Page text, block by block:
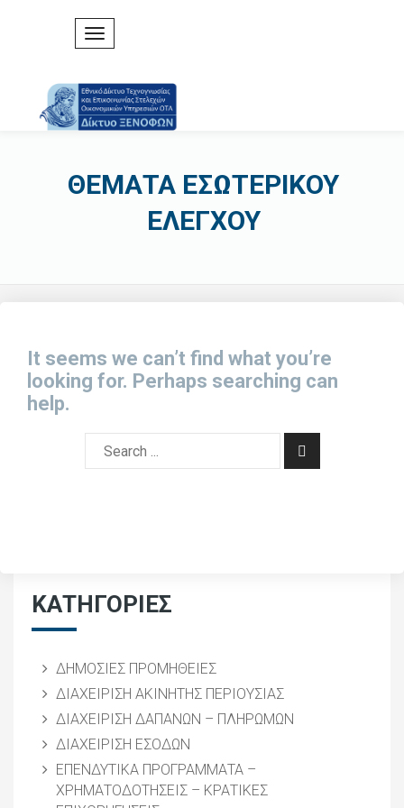
ΘΕΜΑΤΑ ΕΣΩΤΕΡΙΚΟΥ
ΕΛΕΓΧΟΥ
ΚΑΤΗΓΟΡΙΕΣ
ΔΗΜΟΣΙΕΣ ΠΡΟΜΗΘΕΙΕΣ
ΔΙΑΧΕΙΡΙΣΗ ΑΚΙΝΗΤΗΣ ΠΕΡΙΟΥΣΙΑΣ
ΔΙΑΧΕΙΡΙΣΗ ΔΑΠΑΝΩΝ – ΠΛΗΡΩΜΩΝ
ΔΙΑΧΕΙΡΙΣΗ ΕΣΟΔΩΝ
ΕΠΕΝΔΥΤΙΚΑ ΠΡΟΓΡΑΜΜΑΤΑ –
ΧΡΗΜΑΤΟΔΟΤΗΣΕΙΣ – ΚΡΑΤΙΚΕΣ
It seems we can’t find what you’re
looking for. Perhaps searching can
help.